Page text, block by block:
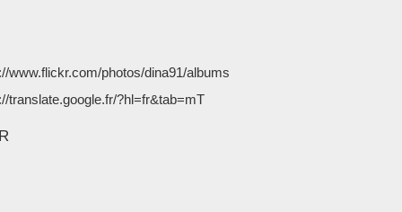
www.flickr.com/photos/dina91/albums
translate.google.fr/?hl=fr&tab=mT